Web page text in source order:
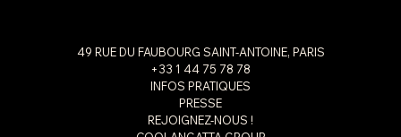
49 RUE DU FAUBOURG SAINT-ANTOINE, PARIS
+33 1 44 75 78 78
INFOS PRATIQUES
PRESSE
REJOIGNEZ-NOUS !